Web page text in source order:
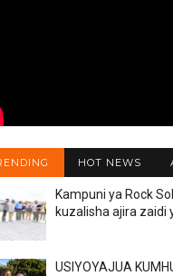
HOT NEWS
Kampuni ya Rock
kuzalisha ajira zaidi
USIYOYAJUA